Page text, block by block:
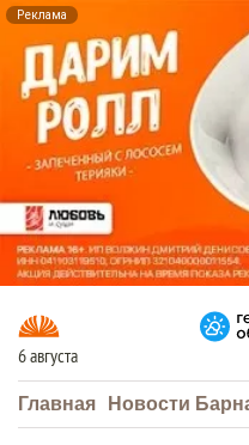
Реклама
6 августа
Главная Новости